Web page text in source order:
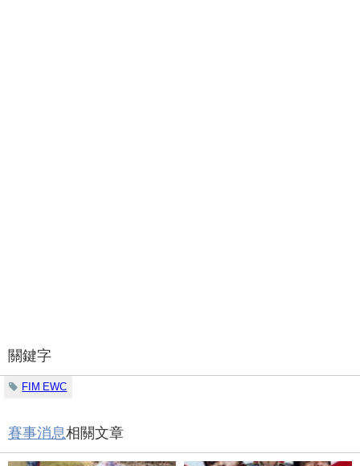
關鍵字
FIM EWC
賽事消息相關文章